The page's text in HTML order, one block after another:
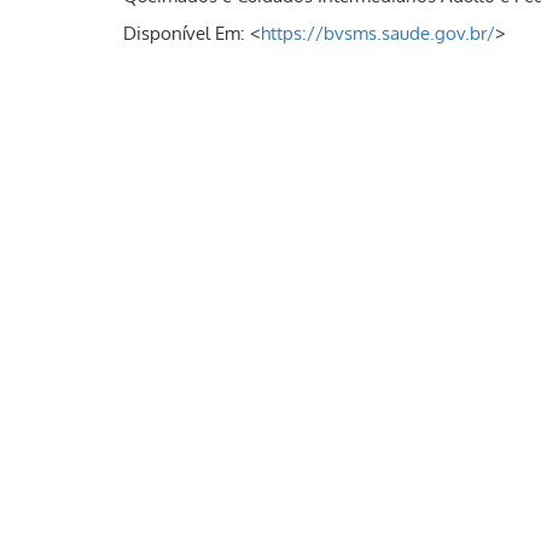
Disponível Em: <https://bvsms.saude.gov.br/>